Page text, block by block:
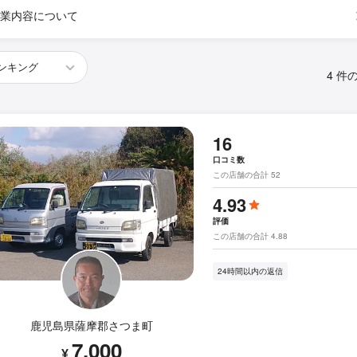
内容について
4 件
鹿児島県薩摩郡さつま町
7,000
16
口コミ数
この店舗の合計 52
4.93
評価
この店舗の合計 4.88
24時間以内の返信